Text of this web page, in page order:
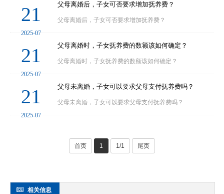
21
2025-07
父母离婚后，子女可否要求增加抚养费？
父母离婚后，子女可否要求增加抚养费？
21
2025-07
父母离婚时，子女抚养费的数额该如何确定？
父母离婚时，子女抚养费的数额该如何确定？
21
2025-07
父母未离婚，子女可以要求父母支付抚养费吗？
父母未离婚，子女可以要求父母支付抚养费吗？
首页 1 1/1 尾页
相关信息